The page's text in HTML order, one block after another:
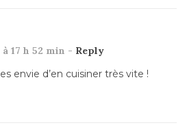
17 h 52 min - Reply
envie d’en cuisiner très vite !